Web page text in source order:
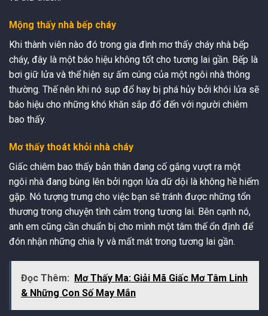
Mộng thấy nhà bếp cháy
Khi thành viên nào đó trong gia đình mơ thấy cháy nhà bếp
cháy, đây là một báo hiệu không tốt cho tương lai gần. Bếp là
bơi giữ lửa và thể hiện sự ấm cúng của một ngôi nhà thông
thường. Thế nên khi nó sụp đổ hay bị phá hủy bởi khói lửa sẽ
báo hiệu cho những khó khăn sắp đổ đến với người chiêm
bao thấy.
Mơ thấy thoát khỏi nhà cháy
Giấc chiêm bao thấy bản thân đang cố gắng vượt ra một
ngôi nhà đang bùng lên bởi ngọn lửa dữ dội là không hề hiếm
gặp. Nó tượng trưng cho việc bạn sẽ tránh được những tổn
thương trong chuyện tình cảm trong tương lai. Bên cạnh nó,
anh em cũng cần chuẩn bị cho mình một tâm thế ổn định để
đón nhận những chia ly và mất mát trong tương lai gần.
Đọc Thêm:
Mơ Thấy Ma: Giải Mã Giấc Mơ Tâm Linh
& Những Con Số May Mắn